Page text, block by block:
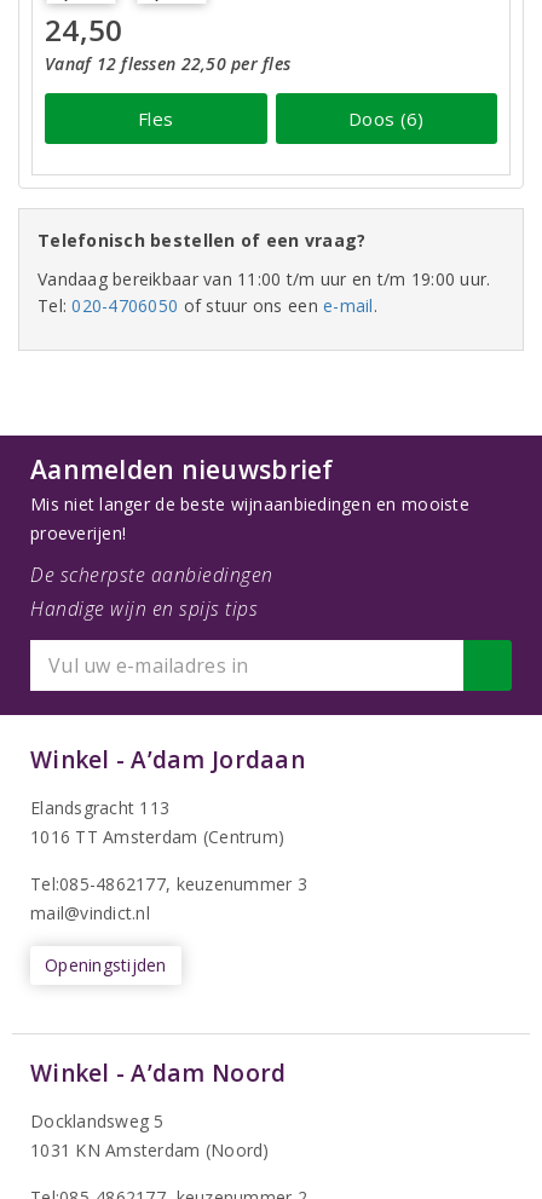
24,50
Vanaf 12 flessen 22,50 per fles
Fles Doos (6)
Telefonisch bestellen of een vraag?
Vandaag bereikbaar van 11:00 t/m uur en t/m 19:00 uur.
Tel:020-4706050 of stuur ons eene-mail.
Aanmelden nieuwsbrief
Mis niet langer de beste wijnaanbiedingen en mooiste
proeverijen!
De scherpste aanbiedingen
Handige wijn en spijs tips
Winkel - A’dam Jordaan
Elandsgracht 113
1016 TT Amsterdam (Centrum)
Tel:085-4862177, keuzenummer 3
mail@vindict.nl
Openingstijden
Winkel - A’dam Noord
Docklandsweg 5
1031 KN Amsterdam (Noord)